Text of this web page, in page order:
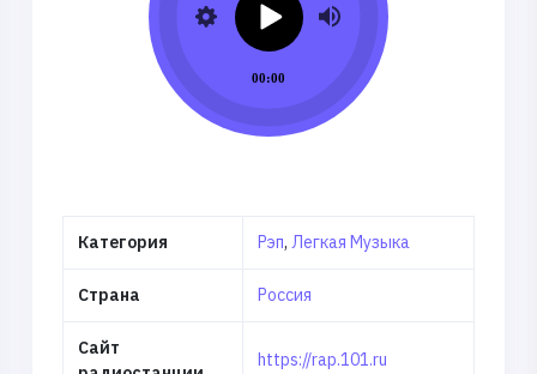
00:00
Категория Рэп, Легкая Музыка
Страна Россия
Сайт
https://rap.101.ru